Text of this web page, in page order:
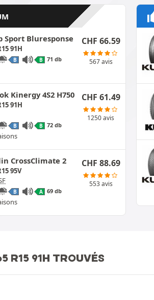
Sport Bluresponse
91H
B B 71 db
CHF 66.59
567 avis
Kinergy 4S2 H750
91H
B B 72 db
CHF 61.49
1250 avis
CrossClimate 2
95V
B A 69 db
CHF 88.69
553 avis
R15 91H TROUVÉS